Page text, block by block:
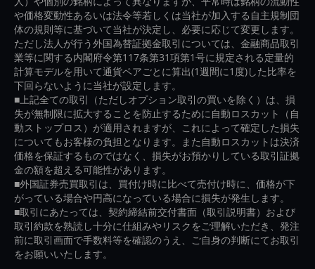
や価格変動性あるいは法令等若しくは当社が加入する自主規制団
体の規則等に基づいて当社が決定し、必要に応じて変更します。
ただし法人が行う外国為替証拠金取引については、金融商品取引
業等に関する内閣府令第117条第31項第1号に規定される定量的
計算モデルを用いて通貨ペアごとに算出(1週間に1度)した比率を
下回らないように当社が設定します。
■上記全ての取引（ただしオプション取引の買いを除く）は、損
失が無制限に拡大することを防止するために自動ロスカット（自
動ストップロス）が適用されますが、これによって確定した損失
についてもお客様の負担となります。また自動ロスカットは決済
価格を保証するものではなく、損失がお預かりしている取引証拠
金の額を超える可能性があります。
■外国証券売買取引は、買付け時に比べて売付け時に、価格が下
がっている場合や円高になっている場合に損失が発生します。
■取引にあたっては、契約締結前交付書面（取引説明書）および
取引約款を熟読し十分に仕組みやリスクをご理解いただき、発注
前に取引画面で手数料等を確認のうえ、ご自身の判断にてお取引
をお願いいたします。